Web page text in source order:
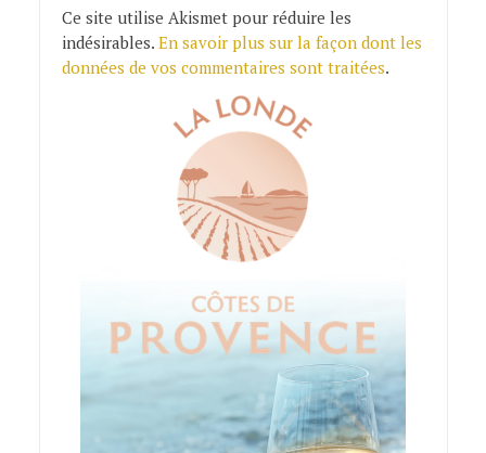
Ce site utilise Akismet pour réduire les
indésirables. En savoir plus sur la façon dont les
données de vos commentaires sont traitées.